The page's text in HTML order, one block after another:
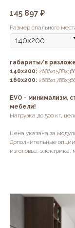
145 897 ₽
Размер спального
габариты/в
140х200:
160х200:
EVO - минимализм,
мебели!
Нагрузка до 500 кг,
Цена указана за
Дополнительные
изголовье,